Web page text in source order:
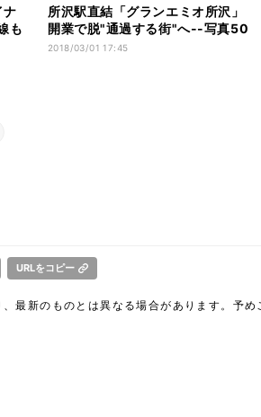
も
所沢駅直結「グランエミオ所沢」
開業で脱"通過する街"へ--写真50
枚
2018/03/01 17:45
URLをコピー
最新のものとは異なる場合があります。予め